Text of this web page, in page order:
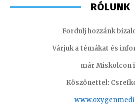
RÓLUNK
Fordulj hozzánk
Várjuk a témákat és
már Miskolcon
Köszönettel:
www.oxyge